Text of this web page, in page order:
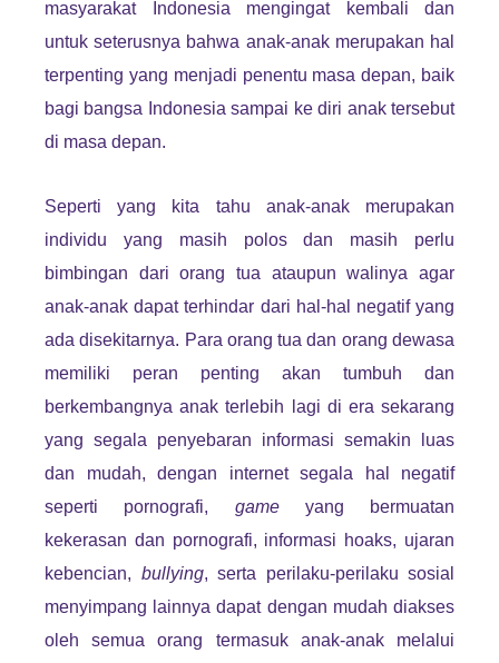
masyarakat Indonesia mengingat kembali dan
untuk seterusnya bahwa anak-anak merupakan hal
terpenting yang menjadi penentu masa depan, baik
bagi bangsa Indonesia sampai ke diri anak tersebut
di masa depan.
Seperti yang kita tahu anak-anak merupakan
individu yang masih polos dan masih perlu
bimbingan dari orang tua ataupun walinya agar
anak-anak dapat terhindar dari hal-hal negatif yang
ada disekitarnya. Para orang tua dan orang dewasa
memiliki peran penting akan tumbuh dan
berkembangnya anak terlebih lagi di era sekarang
yang segala penyebaran informasi semakin luas
dan mudah, dengan internet segala hal negatif
seperti pornografi, game yang bermuatan
kekerasan dan pornografi, informasi hoaks, ujaran
kebencian, bullying, serta perilaku-perilaku sosial
menyimpang lainnya dapat dengan mudah diakses
oleh semua orang termasuk anak-anak melalui